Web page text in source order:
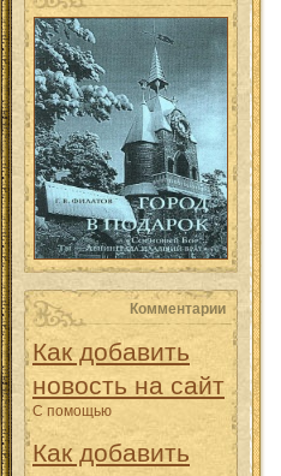
Комментарии
Как добавить
новость на сайт
С помощью
Как добавить